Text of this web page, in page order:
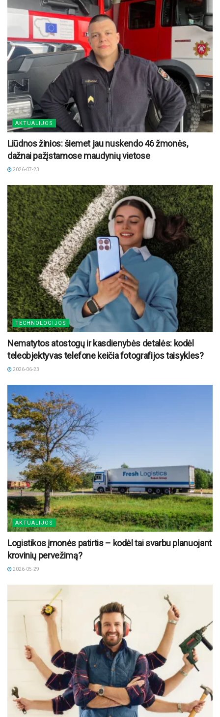
AKTUALIJOS
Liūdnos žinios: šiemet jau nuskendo 46 žmonės,
dažnai pažįstamose maudynių vietose
2026-07-23
TECHNOLOGIJOS
Nematytos atostogų ir kasdienybės detalės: kodėl
teleobjektyvas telefone keičia fotografijos taisykles?
2026-06-23
AKTUALIJOS
Logistikos įmonės patirtis – kodėl tai svarbu planuojant
krovinių pervežimą?
2026-05-29